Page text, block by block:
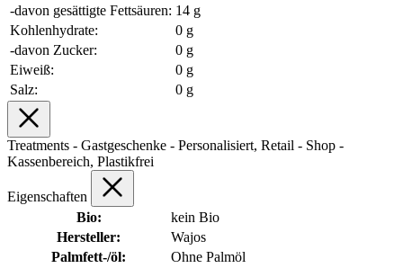
-davon gesättigte Fettsäuren: 14 g
Kohlenhydrate:
0 g
-davon Zucker:
0 g
Eiweiß:
0 g
Salz:
0 g
Treatments - Gastgeschenke - Personalisiert, Retail - Shop -
Kassenbereich, Plastikfrei
Eigenschaften
Bio:
kein Bio
Hersteller:
Wajos
Palmfett-/öl:
Ohne Palmöl